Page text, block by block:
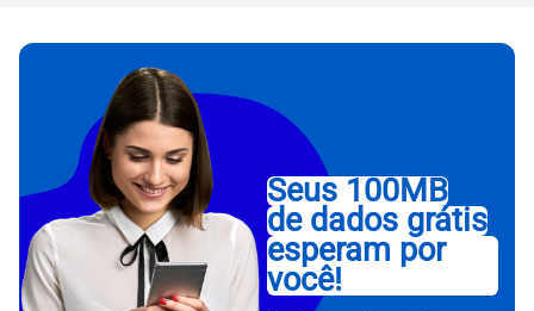
Seus 100MB
de dados grátis
esperam por
você!